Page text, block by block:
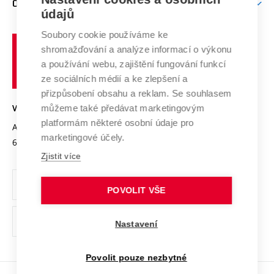
E-přihláška
Doktorské studium
Podpora podnikání
Systém zajišťování kvality výzkumu
Výzkumné infrastruktury
Transfer znalostí
Open Science
Projekty
Projekty ze strukturálních fondů
Specifický výzkum
Zahraniční spolupráce
Spolupráce se školami
Mezinárodní dohody
Univerzitní sítě
O UNIVERZITĚ
Profil univerzity
Udržitelná univerzita
Podnikavá univerzita / ContriBUTe
Bezpečná univerzita
Vyznamenání
Organizační struktura
Ochrana osobních údajů
odkaz)
učení
technické
Brně
VYSOKÉ UČENÍ TECHNICKÉ V BRNĚ
Antonínská 548/1
602 00 Brno
www.vut.cz
vut@vutbr.cz
údajů
Soubory cookie používáme ke
shromažďování a analýze informací o výkonu
a používání webu, zajištění fungování funkcí
ze sociálních médií a ke zlepšení a
přizpůsobení obsahu a reklam. Se souhlasem
můžeme také předávat marketingovým
platformám některé osobní údaje pro
marketingové účely.
Zjistit více
POVOLIT VŠE
Nastavení
Povolit pouze nezbytné